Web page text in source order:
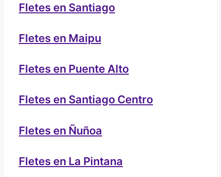
Fletes en Santiago
Fletes en Maipu
Fletes en Puente Alto
Fletes en Santiago Centro
Fletes en Ñuñoa
Fletes en La Pintana